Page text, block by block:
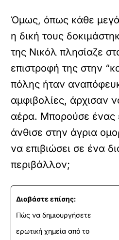
Όμως, όπως κάθε
η δική τους
της Νικόλ πλησίαζε
επιστροφή της στην
πόλης ήταν
αμφιβολίες, άρχισαν
αέρα. Μπορούσε ένας
άνθισε στην άγρια
να επιβιώσει σε ένα
περιβάλλον;
Διαβάστε επίσης:
Πώς να δημιουργήσετε
ερωτική χημεία από το